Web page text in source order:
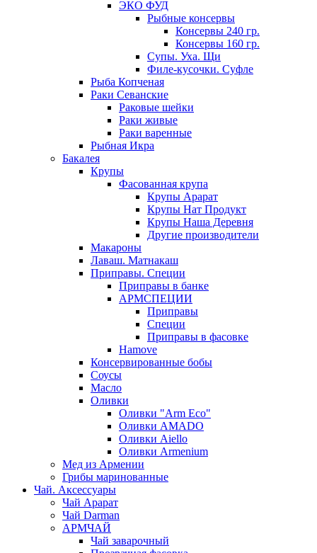
ЭКО ФУД
Рыбные консервы
Консервы 240 гр.
Консервы 160 гр.
Супы. Уха. Щи
Филе-кусочки. Суфле
Рыба Копченая
Раки Севанские
Раковые шейки
Раки живые
Раки варенные
Рыбная Икра
Бакалея
Крупы
Фасованная крупа
Крупы Арарат
Крупы Нат Продукт
Крупы Наша Деревня
Другие производители
Макароны
Лаваш. Матнакаш
Приправы. Специи
Приправы в банке
АРМСПЕЦИИ
Приправы
Специи
Приправы в фасовке
Hamove
Консервированные бобы
Соусы
Масло
Оливки
Оливки "Arm Eco"
Оливки AMADO
Оливки Aiello
Оливки Armenium
Мед из Армении
Грибы маринованные
Чай. Аксессуары
Чай Арарат
Чай Darman
АРМЧАЙ
Чай заварочный